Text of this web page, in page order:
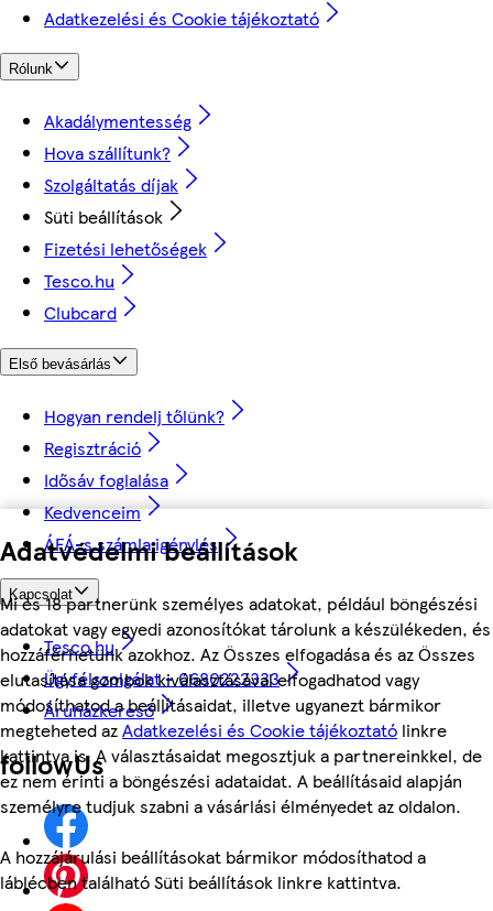
Adatvédelmi beállítások
Mi és 18 partnerünk személyes adatokat, például böngészési
adatokat vagy egyedi azonosítókat tárolunk a készülékeden, és
hozzáférhetünk azokhoz. Az Összes elfogadása és az Összes
elutasítása gombok kiválasztásával elfogadhatod vagy
módosíthatod a beállításaidat, illetve ugyanezt bármikor
megteheted azAdatkezelési és Cookie tájékoztató linkre
kattintva is. A választásaidat megosztjuk a partnereinkkel, de
ez nem érinti a böngészési adataidat. A beállításaid alapján
személyre tudjuk szabni a vásárlási élményedet az oldalon.
A hozzájárulási beállításokat bármikor módosíthatod a
láblécben található Süti beállítások linkre kattintva.
Adatkezelési és Cookie tájékoztató
Rólunk
Akadálymentesség
Hova szállítunk?
Szolgáltatás díjak
Süti beállítások
Fizetési lehetőségek
Tesco.hu
Clubcard
Első bevásárlás
Hogyan rendelj tőlünk?
Regisztráció
Idősáv foglalása
Kedvenceim
ÁFÁ-s számla igénylés
Kapcsolat
Tesco.hu
Ügyfélszolgálat - 0680222333
Áruházkereső
followUs